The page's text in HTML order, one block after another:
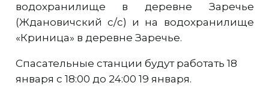
водохранилище в деревне Заречье
(Ждановичский с/с) и на водохранилище
«Криница» в деревне Заречье.
Спасательные станции будут работать 18
января с 18:00 до 24:00 19 января.